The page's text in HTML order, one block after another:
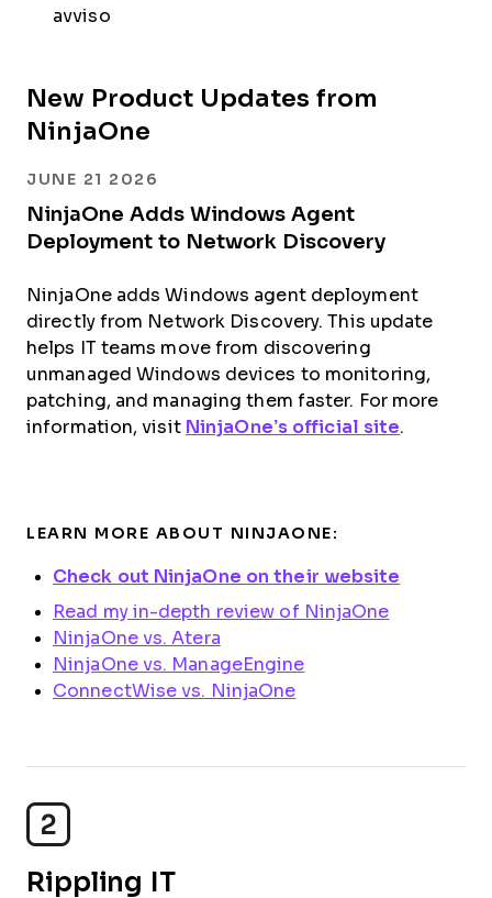
avviso
New Product Updates from
NinjaOne
JUNE 21 2026
NinjaOne Adds Windows Agent
Deployment to Network Discovery
NinjaOne adds Windows agent deployment
directly from Network Discovery. This update
helps IT teams move from discovering
unmanaged Windows devices to monitoring,
patching, and managing them faster. For more
information, visit NinjaOne’s official site.
LEARN MORE ABOUT NINJAONE:
Check out NinjaOne on their website
Read my in-depth review of NinjaOne
NinjaOne vs. Atera
NinjaOne vs. ManageEngine
ConnectWise vs. NinjaOne
2
Rippling IT